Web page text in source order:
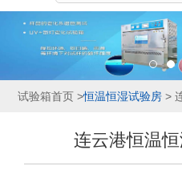
试验箱首页>恒温恒湿试验房>
连云港恒温